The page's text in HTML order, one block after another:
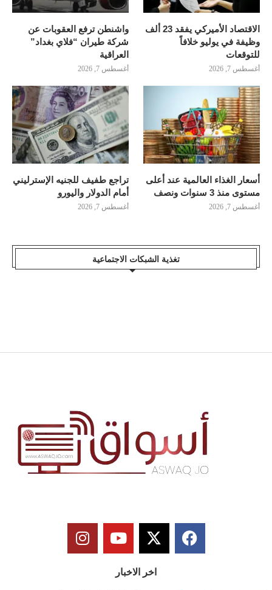
الاقتصاد الأميركي يفقد 23 ألف
وظيفة في يوليو خلافاً
للتوقعات
أغسطس 7, 2026
واشنطن ترفع العقوبات عن
شركة طيران “فلاي بغداد”
العراقية
أغسطس 7, 2026
أسعار الغذاء العالمية عند أعلى
مستوى منذ 3 سنوات ونصف
أغسطس 7, 2026
تراجع طفيف للجنيه الإسترليني
أمام الدولار واليورو
أغسطس 7, 2026
تغذية الشبكات الاجتماعية
اخر الاخبار